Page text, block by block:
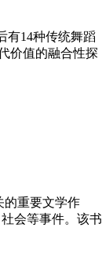
有14种传统舞蹈
价值的融合性探
重要文学作
会等事件。该书